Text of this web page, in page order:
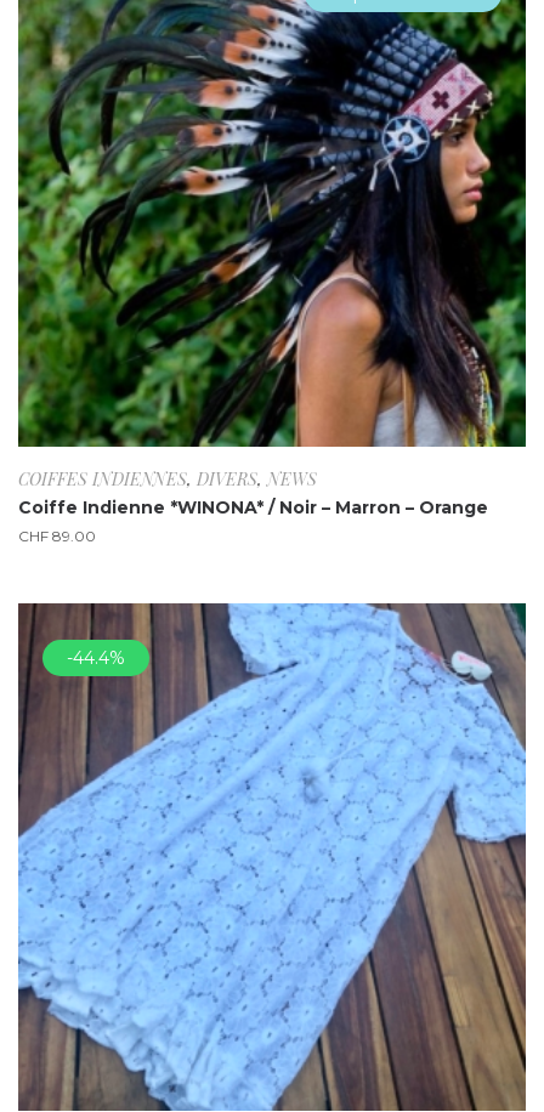
COIFFES INDIENNES, DIVERS, NEWS
Coiffe Indienne *WINONA* / Noir – Marron – Orange
CHF 89.00
-44.4%